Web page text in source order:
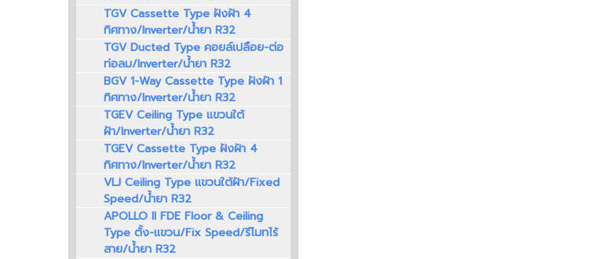
TGV Cassette Type ฝังฝ้า 4
ทิศทาง/Inverter/น้ำยา R32
TGV Ducted Type คอยล์เปลือย-ต่อ
ท่อลม/Inverter/น้ำยา R32
BGV 1-Way Cassette Type ฝังฝ้า 1
ทิศทาง/Inverter/น้ำยา R32
TGEV Ceiling Type แขวนใต้
ฝ้า/Inverter/น้ำยา R32
TGEV Cassette Type ฝังฝ้า 4
ทิศทาง/Inverter/น้ำยา R32
VLJ Ceiling Type แขวนใต้ฝ้า/Fixed
Speed/น้ำยา R32
APOLLO II FDE Floor & Ceiling
Type ตั้ง-แขวน/Fix Speed/รีโมทไร้
สาย/น้ำยา R32